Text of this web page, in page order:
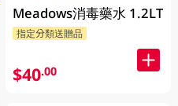
Meadows消毒藥水 1.2LT
指定分類送贈品
$40.00